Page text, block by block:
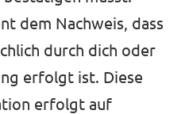
dem Nachweis, dass
durch dich oder
erfolgt ist. Diese
erfolgt auf